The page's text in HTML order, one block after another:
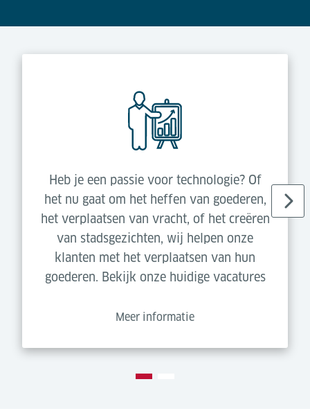
Heb je een passie voor technologie? Of
het nu gaat om het heffen van goederen,
het verplaatsen van vracht, of het creëren
van stadsgezichten, wij helpen onze
klanten met het verplaatsen van hun
goederen. Bekijk onze huidige vacatures
Meer informatie